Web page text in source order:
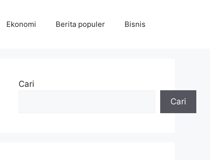
Ekonomi Berita populer Bisnis
Cari
Cari